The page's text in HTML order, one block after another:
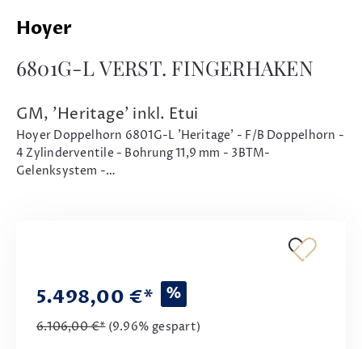
Hoyer
6801G-L VERST. FINGERHAKEN
GM, 'Heritage' inkl. Etui
Hoyer Doppelhorn 6801G-L 'Heritage' - F/B Doppelhorn -
4 Zylinderventile - Bohrung 11,9 mm - 3BTM-
Gelenksystem -…
5.498,00 €* %
6.106,00 €* (9.96% gespart)